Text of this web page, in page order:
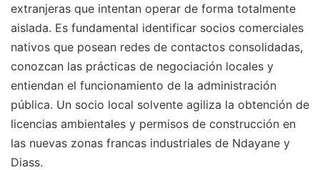
extranjeras que intentan operar de forma totalmente
aislada. Es fundamental identificar socios comerciales
nativos que posean redes de contactos consolidadas,
conozcan las prácticas de negociación locales y
entiendan el funcionamiento de la administración
pública. Un socio local solvente agiliza la obtención de
licencias ambientales y permisos de construcción en
las nuevas zonas francas industriales de Ndayane y
Diass.